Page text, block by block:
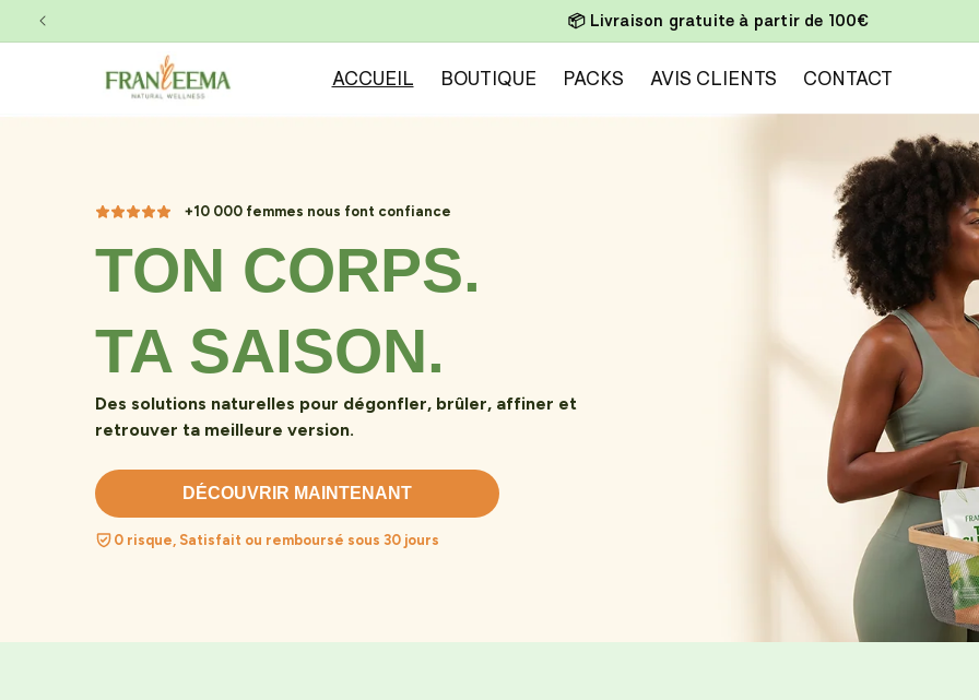
passer
au
🎁 Offre : 2 achetés = 1 gratuit
ACCUEIL BOUTIQUE PACKS AVIS CLIENTS CONTACT
Franleema - Votre partenaire minceur et
+10 000 femmes nous font confiance
TON CORPS.
TA SAISON.
Des solutions naturelles pour dégonfler, brûler, affiner et
retrouver ta meilleure version.
DÉCOUVRIR MAINTENANT
0 risque, Satisfait ou remboursé sous 30 jours